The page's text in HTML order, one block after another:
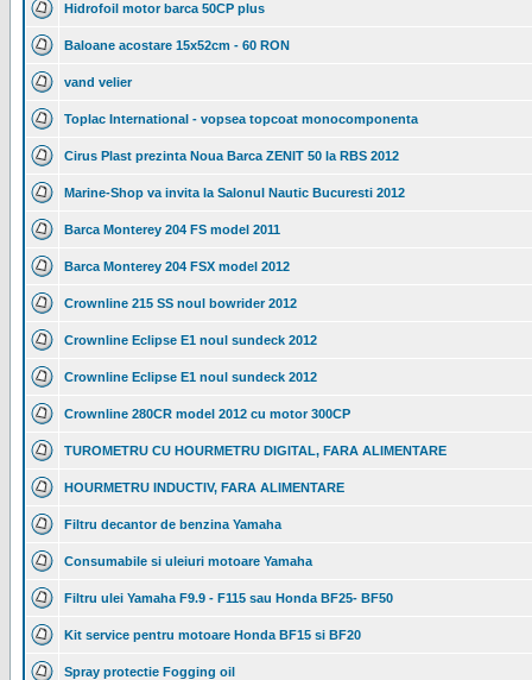
Hidrofoil motor barca 50CP plus
Baloane acostare 15x52cm - 60 RON
vand velier
Toplac International - vopsea topcoat monocomponenta
Cirus Plast prezinta Noua Barca ZENIT 50 la RBS 2012
Marine-Shop va invita la Salonul Nautic Bucuresti 2012
Barca Monterey 204 FS model 2011
Barca Monterey 204 FSX model 2012
Crownline 215 SS noul bowrider 2012
Crownline Eclipse E1 noul sundeck 2012
Crownline Eclipse E1 noul sundeck 2012
Crownline 280CR model 2012 cu motor 300CP
TUROMETRU CU HOURMETRU DIGITAL, FARA ALIMENTARE
HOURMETRU INDUCTIV, FARA ALIMENTARE
Filtru decantor de benzina Yamaha
Consumabile si uleiuri motoare Yamaha
Filtru ulei Yamaha F9.9 - F115 sau Honda BF25- BF50
Kit service pentru motoare Honda BF15 si BF20
Spray protectie Fogging oil